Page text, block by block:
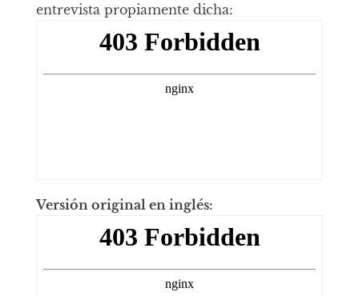
entrevista propiamente dicha:
Versión original en inglés: